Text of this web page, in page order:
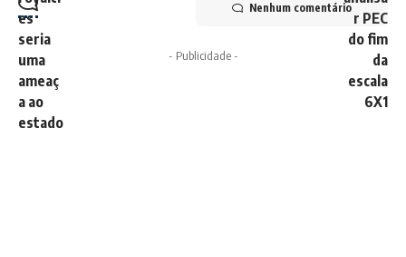
Nenhum comentário
- Publicidade -